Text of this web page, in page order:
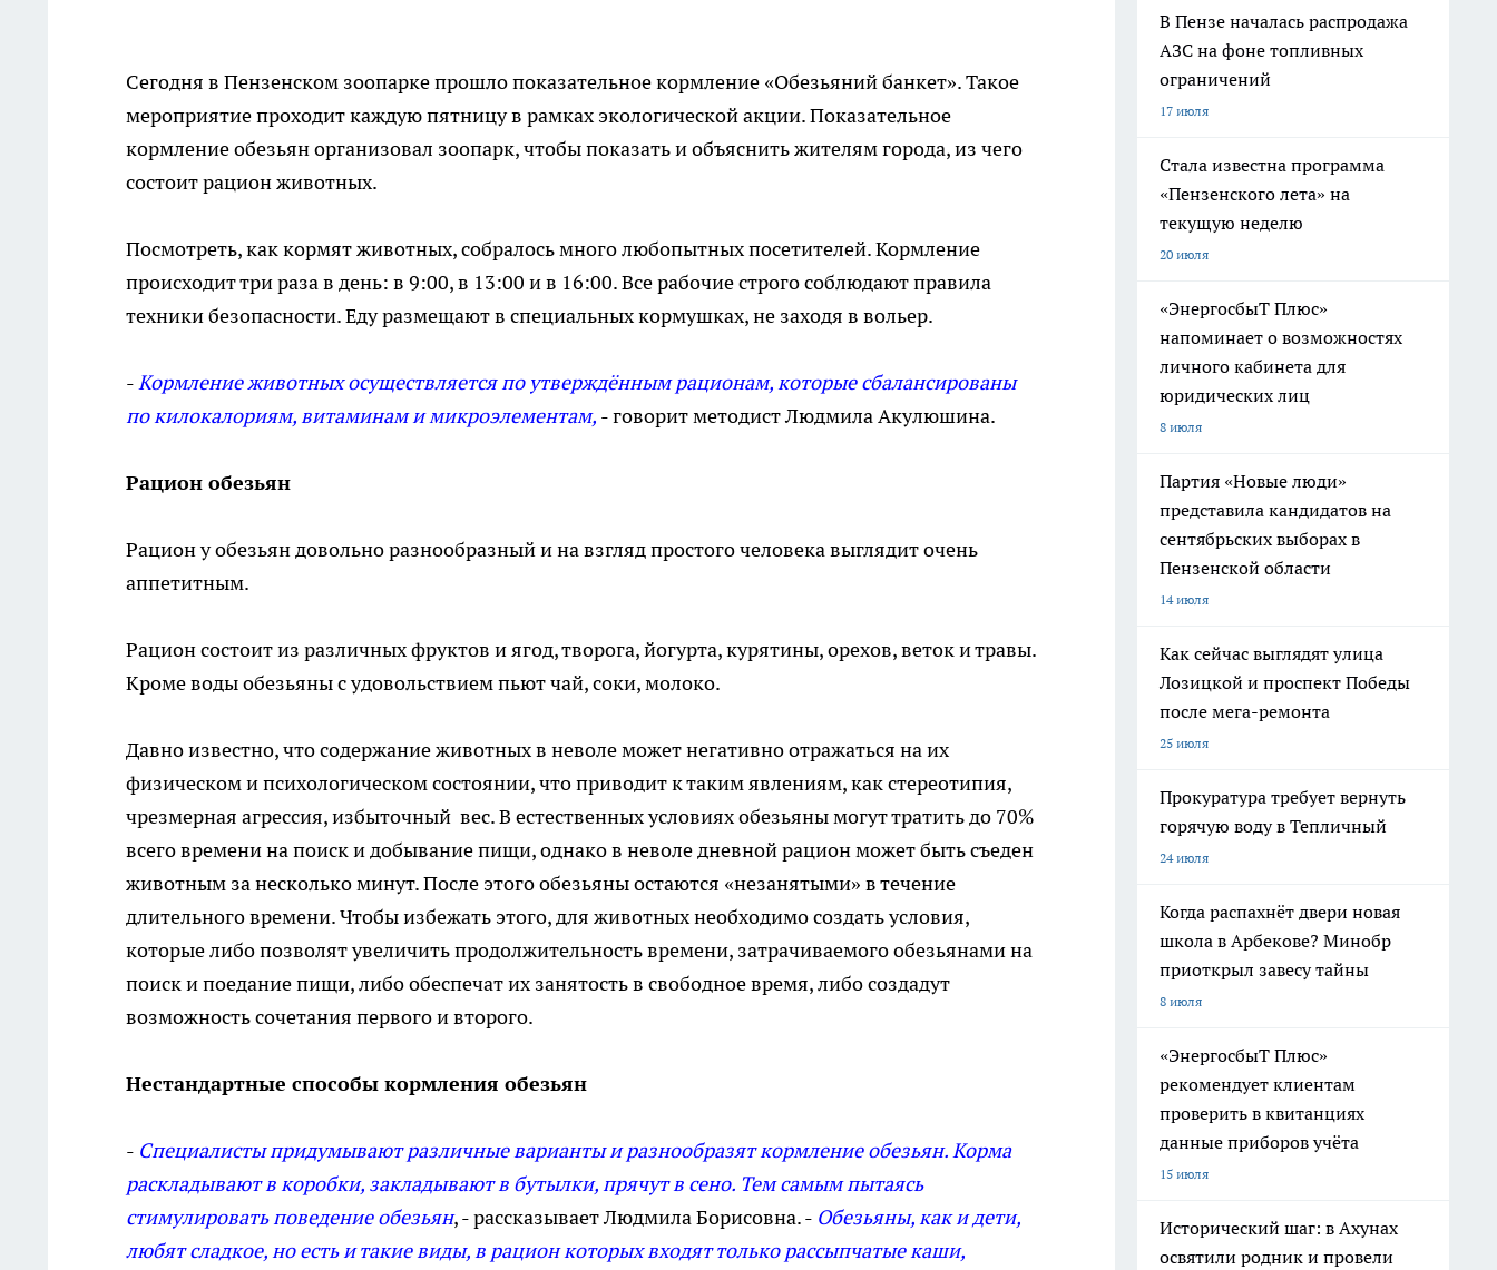
Сегодня в Пензенском зоопарке прошло показательное кормление «Обезьяний банкет». Такое
мероприятие проходит каждую пятницу в рамках экологической акции. Показательное
кормление обезьян организовал зоопарк, чтобы показать и объяснить жителям города, из чего
состоит рацион животных.
Посмотреть, как кормят животных, собралось много любопытных посетителей. Кормление
происходит три раза в день: в 9:00, в 13:00 и в 16:00. Все рабочие строго соблюдают правила
техники безопасности. Еду размещают в специальных кормушках, не заходя в вольер.
-Кормление животных осуществляется по утверждённым рационам, которые сбалансированы
по килокалориям, витаминам и микроэлементам, - говорит методист Людмила Акулюшина.
Рацион обезьян
Рацион у обезьян довольно разнообразный и на взгляд простого человека выглядит очень
аппетитным.
Рацион состоит из различных фруктов и ягод, творога, йогурта, курятины, орехов, веток и травы.
Кроме воды обезьяны с удовольствием пьют чай, соки, молоко.
Давно известно, что содержание животных в неволе может негативно отражаться на их
физическом и психологическом состоянии, что приводит к таким явлениям, как стереотипия,
чрезмерная агрессия, избыточный вес. В естественных условиях обезьяны могут тратить до 70%
всего времени на поиск и добывание пищи, однако в неволе дневной рацион может быть съеден
животным за несколько минут. После этого обезьяны остаются «незанятыми» в течение
длительного времени. Чтобы избежать этого, для животных необходимо создать условия,
которые либо позволят увеличить продолжительность времени, затрачиваемого обезьянами на
поиск и поедание пищи, либо обеспечат их занятость в свободное время, либо создадут
возможность сочетания первого и второго.
Нестандартные способы кормления обезьян
- Специалисты придумывают различные варианты и разнообразят кормление обезьян. Корма
раскладывают в коробки, закладывают в бутылки, прячут в сено. Тем самым пытаясь
стимулировать поведение обезьян, - рассказывает Людмила Борисовна. - Обезьяны, как и дети,
любят сладкое, но есть и такие виды, в рацион которых входят только рассыпчатые каши,
В Пензе началась распродажа
АЗС на фоне топливных
ограничений
17 июля
Стала известна программа
«Пензенского лета» на
текущую неделю
20 июля
«ЭнергосбыТ Плюс»
напоминает о возможностях
личного кабинета для
юридических лиц
8 июля
Партия «Новые люди»
представила кандидатов на
сентябрьских выборах в
Пензенской области
14 июля
Как сейчас выглядят улица
Лозицкой и проспект Победы
после мега-ремонта
25 июля
Прокуратура требует вернуть
горячую воду в Тепличный
24 июля
Когда распахнёт двери новая
школа в Арбекове? Минобр
приоткрыл завесу тайны
8 июля
«ЭнергосбыТ Плюс»
рекомендует клиентам
проверить в квитанциях
данные приборов учёта
15 июля
Исторический шаг: в Ахунах
освятили родник и провели